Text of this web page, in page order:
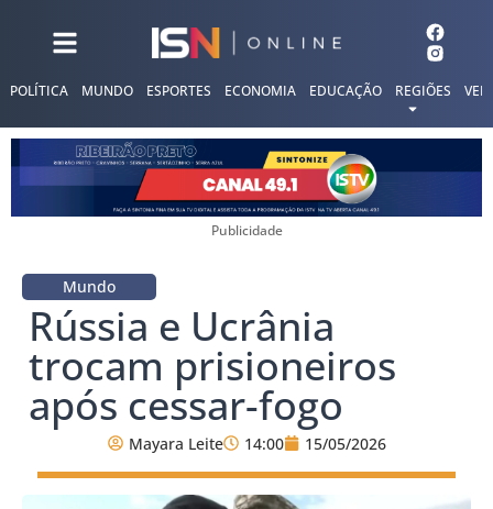
POLÍTICA MUNDO ESPORTES ECONOMIA EDUCAÇÃO REGIÕES
Publicidade
Mundo
Rússia e Ucrânia
trocam prisioneiros
após cessar-fogo
Mayara Leite 14:00 15/05/2026